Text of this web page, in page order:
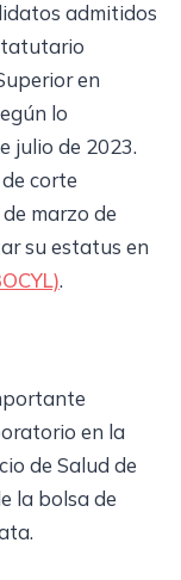
admitidos
en
lo
julio de 2023.
corte
marzo de
su estatus en
.
en la
de Salud de
la bolsa de